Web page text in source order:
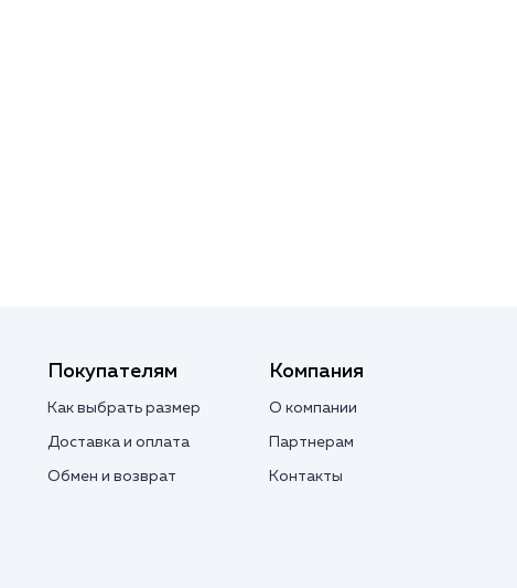
Покупателям
Как выбрать размер
Доставка и оплата
Обмен и возврат
Компания
О компании
Партнерам
Контакты